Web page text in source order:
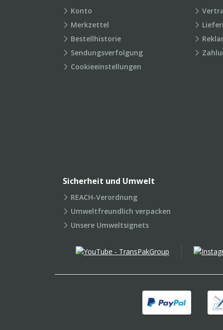
Konto
Merkzettel
Bestellhistorie
Sendungsverfolgung
Cookieeinstellungen
Sicherheit und Umwelt
REACH-Verordnung
Umweltfreundlich verpacken
Unsere Umweltsignets